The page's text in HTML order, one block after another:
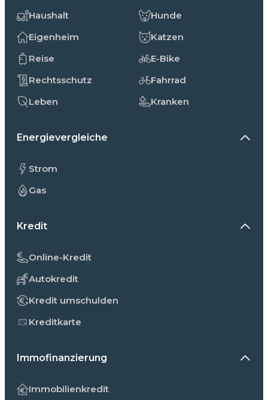
Haushalt
Eigenheim
Reise
Rechtsschutz
Leben
Hunde
Katzen
E-Bike
Fahrrad
Kranken
Energievergleiche
Strom
Gas
Kredit
Online-Kredit
Autokredit
Kredit umschulden
Kreditkarte
Immofinanzierung
Immobilienkredit